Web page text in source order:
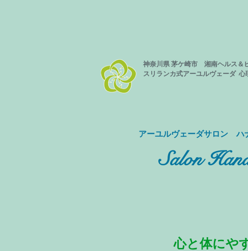
神奈川県 茅ケ崎市 湘南ヘルス＆
スリランカ式アーユルヴェーダ
心と体にや
アーユルヴェーダサロン ハ
Salon